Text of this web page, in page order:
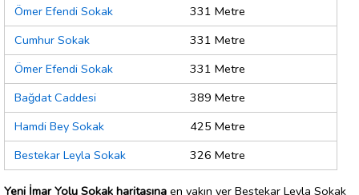
Ömer Efendi Sokak
331 Metre
Cumhur Sokak
331 Metre
Ömer Efendi Sokak
331 Metre
Bağdat Caddesi
389 Metre
Hamdi Bey Sokak
425 Metre
Bestekar Leyla Sokak
326 Metre
Yeni İmar Yolu Sokak haritasına en yakın yer Bestekar Leyla Sokak